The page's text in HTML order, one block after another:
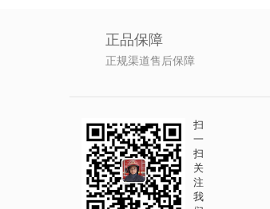
正品保障
正规渠道售后保障
扫
一
扫
关
注
我